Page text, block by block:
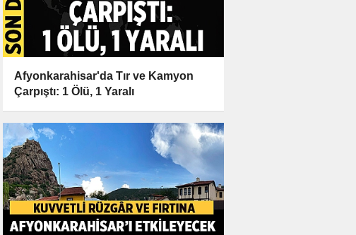
Afyonkarahisar'da Tır ve Kamyon
Çarpıştı: 1 Ölü, 1 Yaralı